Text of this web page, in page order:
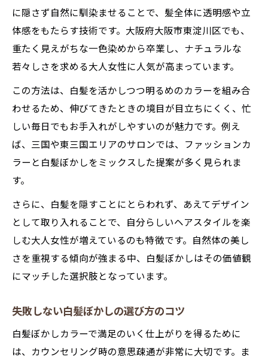
に隠さず自然に馴染ませることで、髪全体に透明感や立
体感をもたらす技術です。大阪府大阪市東淀川区でも、
重たく見えがちな一色染めから卒業し、ナチュラルな
若々しさを求める大人女性に人気が高まっています。
この方法は、白髪を活かしつつ明るめのカラーを組み合
わせるため、伸びてきたときの境目が目立ちにくく、忙
しい毎日でもお手入れがしやすいのが魅力です。例え
ば、三国や東三国エリアのサロンでは、ファッションカ
ラーと白髪ぼかしをミックスした提案が多く見られま
す。
さらに、白髪を隠すことにとらわれず、あえてデザイン
として取り入れることで、自分らしいヘアスタイルを楽
しむ大人女性が増えているのも特徴です。自然体の美し
さを重視する傾向が強まる中、白髪ぼかしはその価値観
にマッチした選択肢となっています。
失敗しない白髪ぼかしの選び方のコツ
白髪ぼかしカラーで満足のいく仕上がりを得るために
は、カウンセリング時の意思疎通が非常に大切です。ま